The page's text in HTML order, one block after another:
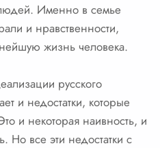
Именно в семье
и нравственности,
жизнь человека.
русского
и недостатки, которые
и некоторая наивность, и
Но все эти недостатки с